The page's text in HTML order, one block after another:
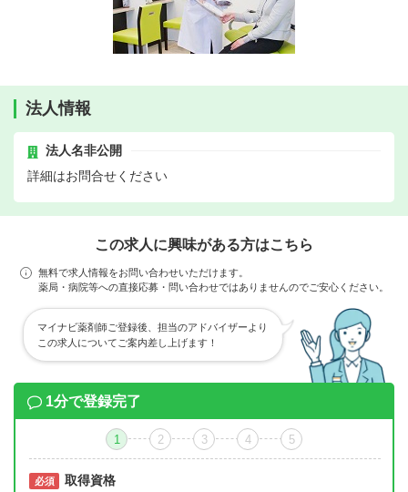
法人情報
法人名非公開
詳細はお問合せください
この求人に興味がある方はこちら
無料で求人情報をお問い合わせいただけます。
薬局・病院等への直接応募・問い合わせではありませんのでご安心ください。
マイナビ薬剤師ご登録後、担当のアドバイザーより
この求人についてご案内差し上げます！
1分で登録完了
1 2 3 4 5
必須 取得資格